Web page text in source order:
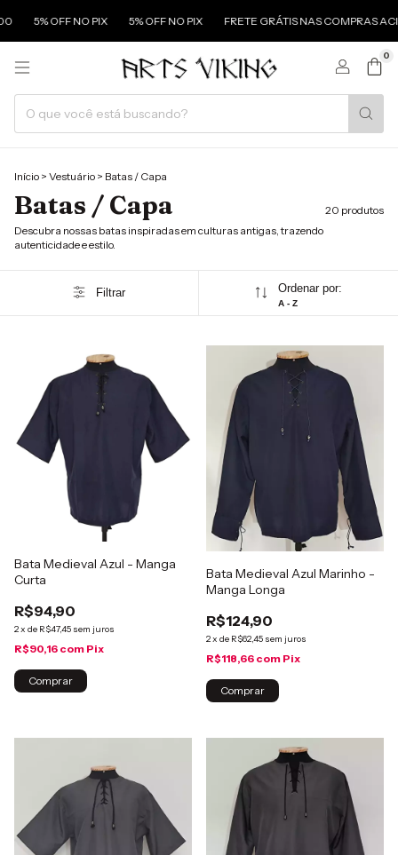
5% OFF NO PIX 5% OFF NO PIX FRETE GRÁTIS NAS COMPRAS ACIMA
0
Início > Vestuário > Batas / Capa
Batas / Capa
20 produtos
Descubra nossas batas inspiradas em culturas antigas, trazendo
autenticidade e estilo.
Filtrar Ordenar por:
A - Z
Bata Medieval Azul - Manga
Curta
R$94,90
2x de R$47,45 sem juros
R$90,16 com Pix
Bata Medieval Azul Marinho -
Manga Longa
R$124,90
2x de R$62,45 sem juros
R$118,66 com Pix